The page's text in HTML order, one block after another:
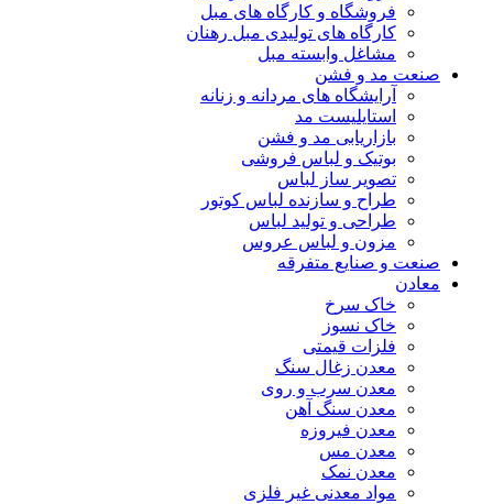
فروشگاه و کارگاه های مبل
کارگاه های تولیدی مبل رهنان
مشاغل وابسته مبل
صنعت مد و فشن
آرایشگاه های مردانه و زنانه
استایلیست مد
بازاریابی مد و فشن
بوتیک و لباس فروشی
تصویر ساز لباس
طراح و سازنده لباس کوتور
طراحی و تولید لباس
مزون و لباس عروس
صنعت و صنایع متفرقه
معادن
خاک سرخ
خاک نسوز
فلزات قیمتی
معدن زغال سنگ
معدن سرب و روی
معدن سنگ آهن
معدن فیروزه
معدن مس
معدن نمک
مواد معدنی غیر فلزی